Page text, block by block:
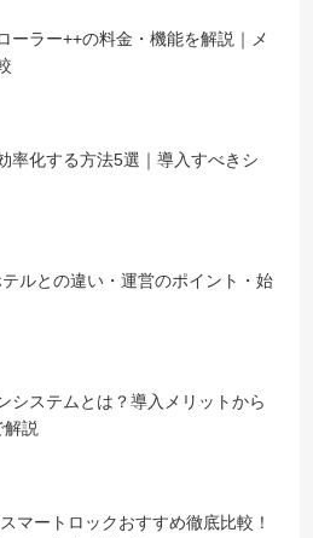
ーラー++の料金・機能を解説｜メ
率化する方法5選｜導入すべきシ
ルとの違い・運営のポイント・始
システムとは？導入メリットから
解説
マートロックおすすめ徹底比較！